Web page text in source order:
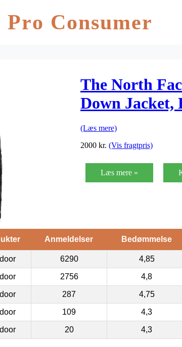
Pro Consumer
The North
Down Jacket,
(Læs mere)
2000 kr. (Vis fragtpris)
Læs mere »
Anmeldelser Bedømmelse
6290 4,85
2756 4,8
287 4,75
109 4,3
20 4,3